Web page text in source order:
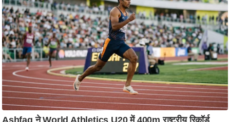
ई
.
चा
य
प
र
स
मी
क्षा